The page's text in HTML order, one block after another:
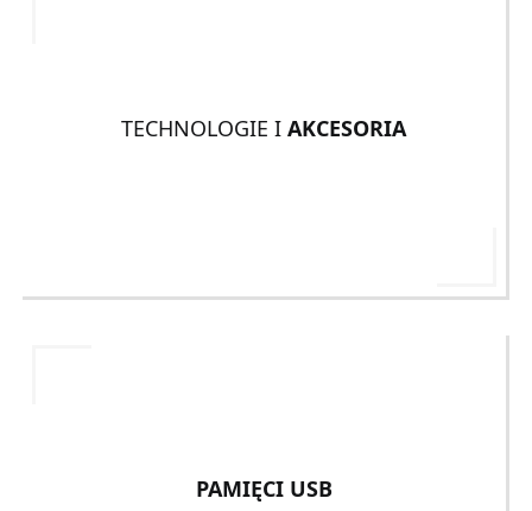
TECHNOLOGIE IAKCESORIA
PAMIĘCI USB